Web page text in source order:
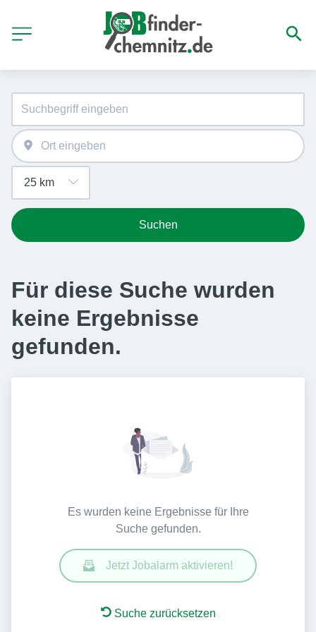
Suchen
Für diese Suche wurden
keine Ergebnisse
gefunden.
Es wurden keine Ergebnisse für Ihre
Suche gefunden.
Jetzt Jobalarm aktivieren!
Suche zurücksetzen